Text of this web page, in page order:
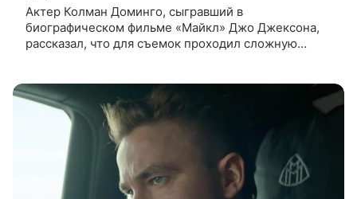
Актер Колман Доминго, сыгравший в
биографическом фильме «Майкл» Джо Джексона,
рассказал, что для съемок проходил сложную